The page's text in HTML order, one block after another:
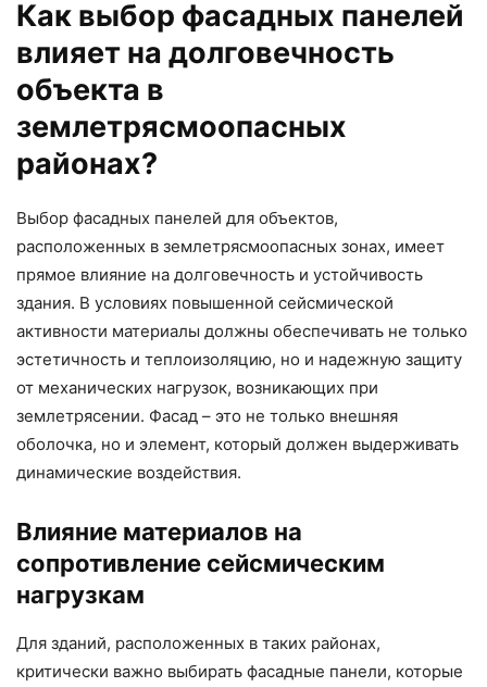
Как выбор фасадных панелей
влияет на долговечность
объекта в
землетрясмоопасных
районах?
Выбор фасадных панелей для объектов,
расположенных в землетрясмоопасных зонах, имеет
прямое влияние на долговечность и устойчивость
здания. В условиях повышенной сейсмической
активности материалы должны обеспечивать не только
эстетичность и теплоизоляцию, но и надежную защиту
от механических нагрузок, возникающих при
землетрясении. Фасад – это не только внешняя
оболочка, но и элемент, который должен выдерживать
динамические воздействия.
Влияние материалов на
сопротивление сейсмическим
нагрузкам
Для зданий, расположенных в таких районах,
критически важно выбирать фасадные панели, которые